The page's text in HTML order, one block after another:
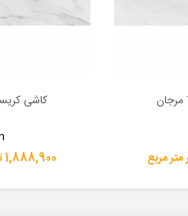
اطلاعات بیشتر
کاشی کریستال
1,888,900 تومان / هر متر مربع